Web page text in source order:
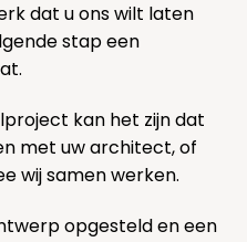
dat u ons wilt laten
stap een
kan het zijn dat
met uw architect, of
wij samen werken.
opgesteld en een